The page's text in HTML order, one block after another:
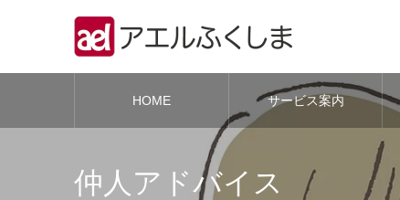
HOME サービス案内
仲人アドバイス